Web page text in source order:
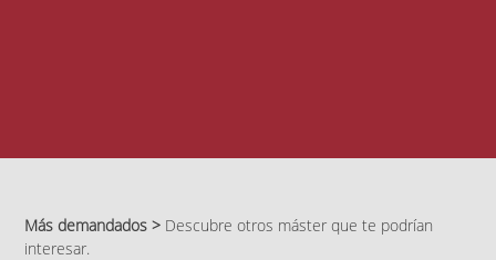
Más demandados > Descubre otros máster que te podrían
interesar.